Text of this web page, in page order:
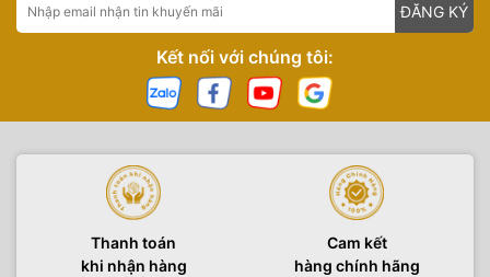
ĐĂNG KÝ
Kết nối với chúng tôi:
Thanh toán
khi nhận hàng
Cam kết
hàng chính hãng